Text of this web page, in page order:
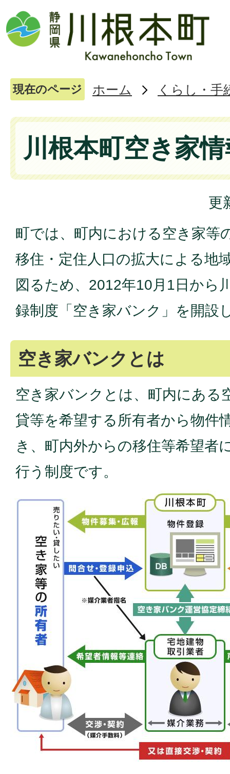
現在のページ ホーム くらし・手
川根本町空き家
更
町では、町内における空き家等
移住・定住人口の拡大による地
図るため、2012年10月1日から
録制度「空き家バンク」を開設
空き家バンクとは
空き家バンクとは、町内にある
貸等を希望する所有者から物件
き、町内外からの移住等希望者
行う制度です。